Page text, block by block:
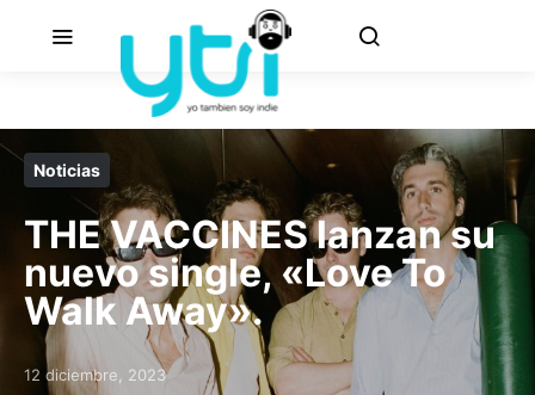
Noticias
THE VACCINES lanzan su
nuevo single, «Love To
Walk Away».
Posted on
12 diciembre, 2023